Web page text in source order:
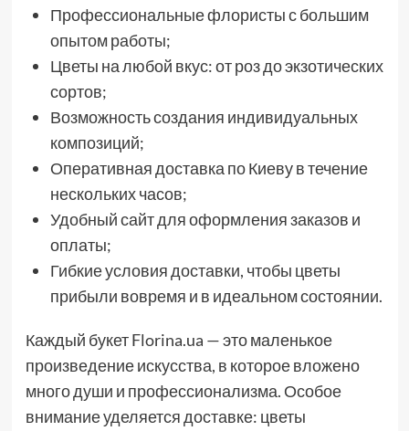
Профессиональные флористы с большим
опытом работы;
Цветы на любой вкус: от роз до экзотических
сортов;
Возможность создания индивидуальных
композиций;
Оперативная доставка по Киеву в течение
нескольких часов;
Удобный сайт для оформления заказов и
оплаты;
Гибкие условия доставки, чтобы цветы
прибыли вовремя и в идеальном состоянии.
Каждый букет Florina.ua — это маленькое
произведение искусства, в которое вложено
много души и профессионализма. Особое
внимание уделяется доставке: цветы